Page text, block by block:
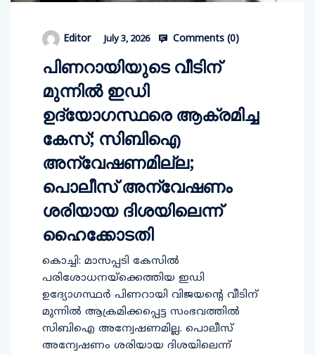
Editor July 3, 2026 Comments (0)
പിണറായിയുടെ വീടിന്
മുന്നില്‍ ഇഡി
ഉദ്യോഗസ്ഥരെ ആക്രമിച്ച
കേസ്; സിബിഐ
അന്വേഷണമില്ല;
പൊലീസ് അന്വേഷണം
ശരിയായ ദിശയിലെന്ന്
ഹൈക്കോടതി
കൊച്ചി: മാസപ്പടി കേസില്‍
പരിശോധനയ്‌ക്കെത്തിയ ഇഡി
ഉദ്യോഗസ്ഥര്‍ പിണറായി വിജയന്റെ വീടിന്
മുന്നില്‍ ആക്രമിക്കപ്പെട്ട സംഭവത്തില്‍
സിബിഐ അന്വേഷണമില്ല. പൊലീസ്
അന്വേഷണം ശരിയായ ദിശയിലെന്ന്